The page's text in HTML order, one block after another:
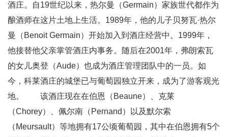
酒庄。自19世纪以来，热尔曼（Germain）家族世代都作为
酿酒师在这片土地上生活。1989年，他的儿子贝努瓦·热尔
曼（Benoit Germain）开始加入到酒庄经营中。1999年，
他接替他父亲掌管酒庄内事务。随后在2001年，弗朗索瓦
的女儿奥登（Aude）也成为酒庄管理团队中的一员。如
今，科莱酒庄的城堡已与葡萄园独立开来，成为了游客观光
地。 该酒庄现在在伯恩（Beaune）、克莱
（Chorey）、佩尔南（Pernand）以及默尔索
（Meursault）等地拥有17公顷葡萄园，其中在伯恩拥有5个